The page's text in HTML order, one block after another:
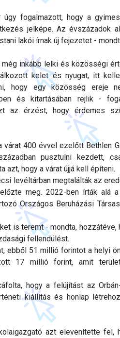
fogalmazott, hogy a
jelképe. Az évszázadok
lakói írnak új fejezetet -
inkább lelki és közösségi
kelet és nyugat, itt
hogy egy közösség ereje
és kitartásában rejlik -
az érzést, hogy érdemes
400 évvel ezelőtt Bethlen
pusztulni kezdett,
azt, hogy a várat újjá kell építeni.
levéltárban megtalálták az
meg. 2022-ben írták alá a
Országos Beruházási
is teremt - mondta, hozzátéve,
fellendülést.
ebből 51 millió forintot a helyi
17 millió forint, amit
hogy a felújítást az
kiállítás és honlap
azt elevenítette fel,